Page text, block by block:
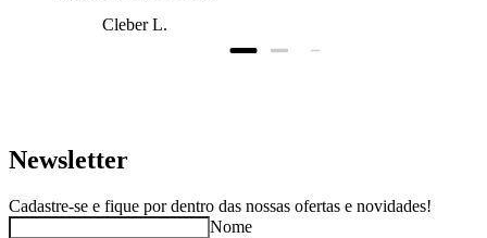
prazo, super bem
Cleber L.
Newsletter
Cadastre-se e fique por dentro das nossas ofertas e novidades!
Nome